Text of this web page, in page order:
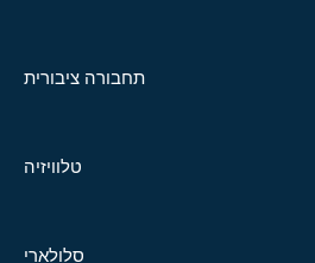
תחבורה ציבורית
טלוויזיה
סלולארי